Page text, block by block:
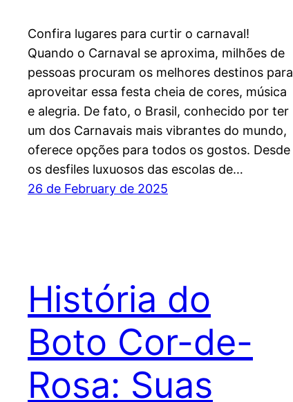
Confira lugares para curtir o carnaval!
Quando o Carnaval se aproxima, milhões de
pessoas procuram os melhores destinos para
aproveitar essa festa cheia de cores, música
e alegria. De fato, o Brasil, conhecido por ter
um dos Carnavais mais vibrantes do mundo,
oferece opções para todos os gostos. Desde
os desfiles luxuosos das escolas de…
26 de February de 2025
História do
Boto Cor-de-
Rosa: Suas